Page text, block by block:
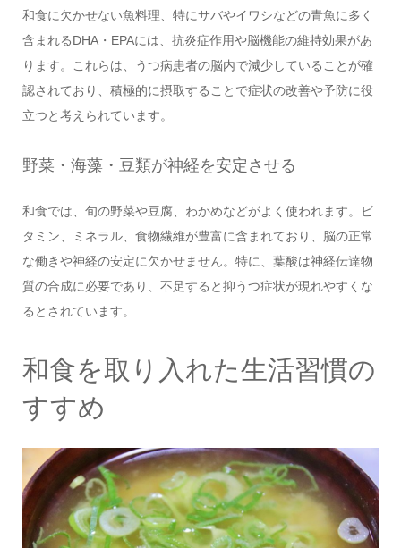
和食に欠かせない魚料理、特にサバやイワシなどの青魚に多く
含まれるDHA・EPAには、抗炎症作用や脳機能の維持効果があ
ります。これらは、うつ病患者の脳内で減少していることが確
認されており、積極的に摂取することで症状の改善や予防に役
立つと考えられています。
野菜・海藻・豆類が神経を安定させる
和食では、旬の野菜や豆腐、わかめなどがよく使われます。ビ
タミン、ミネラル、食物繊維が豊富に含まれており、脳の正常
な働きや神経の安定に欠かせません。特に、葉酸は神経伝達物
質の合成に必要であり、不足すると抑うつ症状が現れやすくな
るとされています。
和食を取り入れた生活習慣の
すすめ